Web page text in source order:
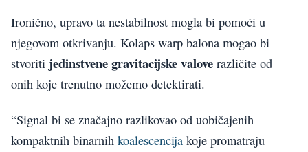
Ironično, upravo ta nestabilnost mogla bi pomoći u
njegovom otkrivanju. Kolaps warp balona mogao bi
stvoriti jedinstvene gravitacijske valove različite od
onih koje trenutno možemo detektirati.
“Signal bi se značajno razlikovao od uobičajenih
kompaktnih binarnih koalescencija koje promatraju